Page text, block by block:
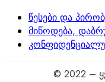
წესები და
მიწოდება,
© 2022 –